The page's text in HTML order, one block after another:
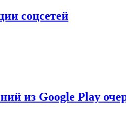
соцсетей
из Google Play